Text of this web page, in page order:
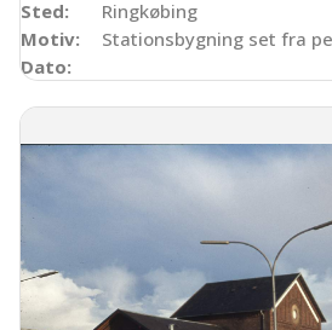
Sted:
Ringkøbing
Motiv:
Stationsbygning set fra
Dato: